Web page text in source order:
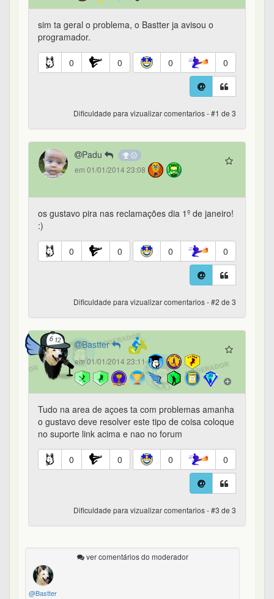
sim ta geral o problema, o Bastter ja avisou o
programador.
0 0 0 0
Dificuldade para vizualizar comentarios - #1 de 3
Padu
em 01/01/2014 23:08
os gustavo pira nas reclamações dia 1º de janeiro!
:)
0 0 0 0
Dificuldade para vizualizar comentarios - #2 de 3
Bastter
em 01/01/2014 23:11
Tudo na area de açoes ta com problemas amanha
o gustavo deve resolver este tipo de coisa coloque
no suporte link acima e nao no forum
0 0 0 0
Dificuldade para vizualizar comentarios - #3 de 3
ver comentários do moderador
@Bastter